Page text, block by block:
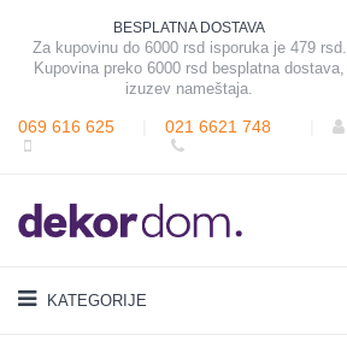
BESPLATNA DOSTAVA
Za kupovinu do 6000 rsd isporuka je 479 rsd.
Kupovina preko 6000 rsd besplatna dostava,
izuzev nameštaja.
069 616 625 021 6621 748
KATEGORIJE